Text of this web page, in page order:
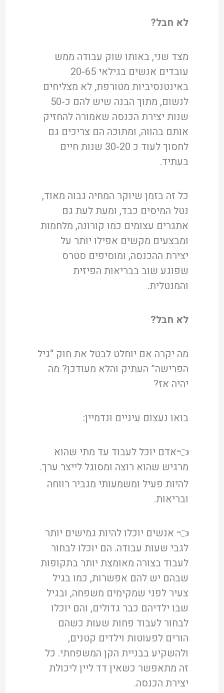
לא חבל?
מצד שני, באותו שוק עבודה ממש
עובדים אנשים בגילאי 20-65
באינטנסיביות מטורפת, לא מצליחים
לנשום, מתוך הבנה שיש להם כ-50
שנות יצירת הכנסה שאמורה להחזיק
אותם בהווה, ומתוכה הם צריכים גם
לחסוך לעוד כ 30-20 שנות חיים
בעתיד.
כל זה בזמן שיוקר המחיה גבוה מאוד,
נטל המיסים כבד, ומעת לעת גם
אתגרים עצומים כמו קורונה, מלחמות
ומבצעים מקשים אפילו יותר על
יצירת ההכנסה, ומוסיפים סטרס
שפוגע שוב בבריאות הפיזית
והמנטלית.
לא חבל?
מה יקרה אם יוחלט לבטל את חוק “גיל
הפרישה” העתיק והלא מעודכן? מה
יהיה אז?
בואו נעצום עיניים ונדמיין:
👈אדם יוכל לעבוד עד מתי שהוא
מרגיש שהוא רוצה ומסוגל לייצר ערך.
להיות פעיל ומשמעותי מגביר רווחה
ובריאות.
👈 אנשים יוכלו להיות גמישים יותר
לגבי שעות עבודה. הם יוכלו לבחור
לעבוד בצורה מאומצת יותר בתקופות
שבהם יש להם אפשרות, כמו בגיל
צעיר לפני שמקימים משפחה, ובגיל
שבו ילדיהם כבר גדולים, והם יוכלו
לבחור לעבוד פחות שעות כשהם
הורים לפעוטות וילדים קטנים,
ולהשקיע בבניית הקן המשפחתי. כל
זה מתאפשר כשאין דד ליין ליכולת
יצירת הכנסה.